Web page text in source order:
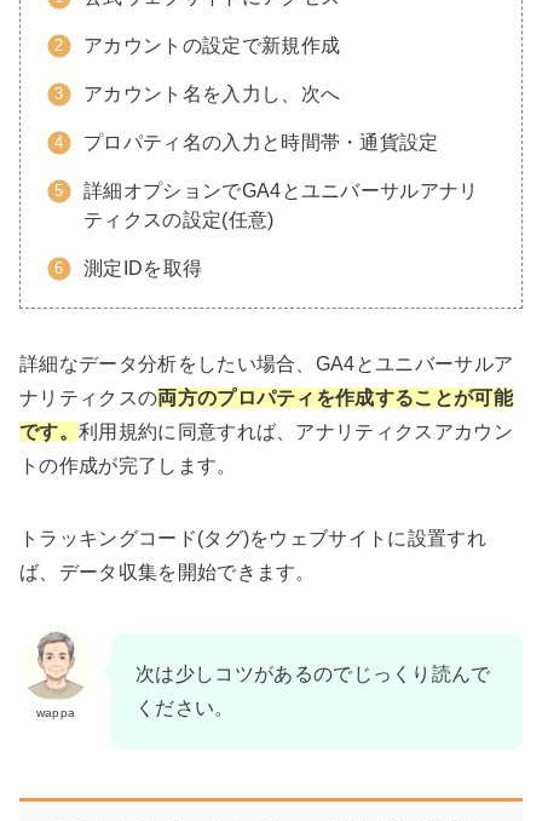
アカウントの設定で新規作成
アカウント名を入力し、次へ
プロパティ名の入力と時間帯・通貨設定
詳細オプションでGA4とユニバーサルアナリ
ティクスの設定(任意)
測定IDを取得
詳細なデータ分析をしたい場合、GA4とユニバーサルア
ナリティクスの両方のプロパティを作成することが可能
です。 利用規約に同意すれば、アナリティクスアカウン
トの作成が完了します。
トラッキングコード(タグ)をウェブサイトに設置すれ
ば、データ収集を開始できます。
wappa
次は少しコツがあるのでじっくり読んで
ください。